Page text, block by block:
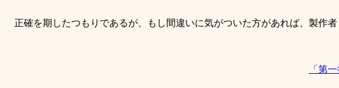
正確を期したつもりであるが、もし間違いに気がついた方があれば、製作者
「第